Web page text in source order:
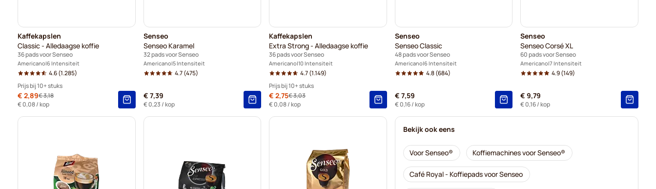
Kaffekapslen
Classic - Alledaagse koffie
36 pads voor Senseo
Americano 6 Intensiteit
4.6(1.285)
Prijs bij 10+ stuks
Speciale prijs
€ 2,89Normale prijs
€ 3,18
€ 0,08/ kop
5+ =€ 3,03 -5%
10+
Senseo
Senseo Karamel
32 pads voor Senseo
Americano 5 Intensiteit
4.7(475)
€ 7,39
€ 0,23 / kop
Kaffekapslen
Extra Strong - Alledaagse koffie
36 pads voor Senseo
Americano 10 Intensiteit
4.7(1.149)
Prijs bij 10+ stuks
Speciale prijs
€ 2,75Normale prijs
€ 3,03
€ 0,08/ kop
5+ =€ 2,89 -5%
10+
Senseo
Senseo Classic
48 pads voor Senseo
Americano 6 Intensiteit
4.8(684)
€ 7,59
€ 0,16/ kop
Senseo
Senseo Corsé XL
60 pads voor Senseo
Americano 7 Intensiteit
4.9(149)
€ 9,79
€ 0,16/ kop
Bekijk ook eens
Voor Senseo® Koffiemachines voor Senseo®
Café Royal - Koffiepads voor Senseo